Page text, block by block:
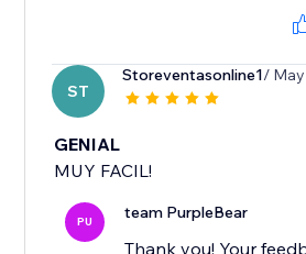
ST
Storeventasonline1/ May
GENIAL
MUY FACIL!
PU team PurpleBear
Thank you! Your